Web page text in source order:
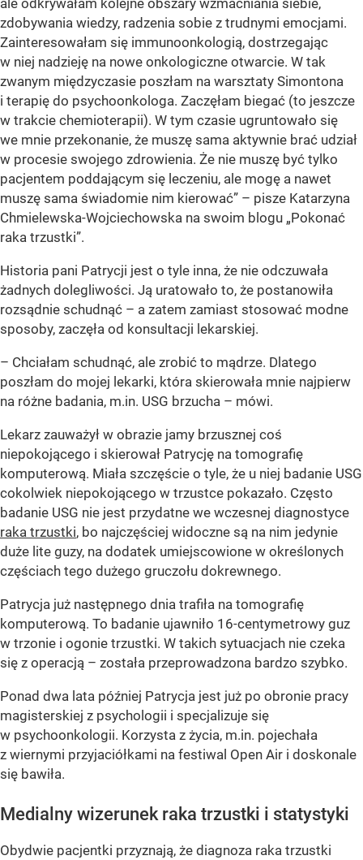
ale odkrywałam kolejne obszary wzmacniania siebie,
zdobywania wiedzy, radzenia sobie z trudnymi emocjami.
Zainteresowałam się immunoonkologią, dostrzegając
w niej nadzieję na nowe onkologiczne otwarcie. W tak
zwanym międzyczasie poszłam na warsztaty Simontona
i terapię do psychoonkologa. Zaczęłam biegać (to jeszcze
w trakcie chemioterapii). W tym czasie ugruntowało się
we mnie przekonanie, że muszę sama aktywnie brać udział
w procesie swojego zdrowienia. Że nie muszę być tylko
pacjentem poddającym się leczeniu, ale mogę a nawet
muszę sama świadomie nim kierować” – pisze Katarzyna
Chmielewska-Wojciechowska na swoim blogu „Pokonać
raka trzustki”.
Historia pani Patrycji jest o tyle inna, że nie odczuwała
żadnych dolegliwości. Ją uratowało to, że postanowiła
rozsądnie schudnąć – a zatem zamiast stosować modne
sposoby, zaczęła od konsultacji lekarskiej.
– Chciałam schudnąć, ale zrobić to mądrze. Dlatego
poszłam do mojej lekarki, która skierowała mnie najpierw
na różne badania, m.in. USG brzucha – mówi.
Lekarz zauważył w obrazie jamy brzusznej coś
niepokojącego i skierował Patrycję na tomografię
komputerową. Miała szczęście o tyle, że u niej badanie USG
cokolwiek niepokojącego w trzustce pokazało. Często
badanie USG nie jest przydatne we wczesnej diagnostyce
raka trzustki, bo najczęściej widoczne są na nim jedynie
duże lite guzy, na dodatek umiejscowione w określonych
częściach tego dużego gruczołu dokrewnego.
Patrycja już następnego dnia trafiła na tomografię
komputerową. To badanie ujawniło 16-centymetrowy guz
w trzonie i ogonie trzustki. W takich sytuacjach nie czeka
się z operacją – została przeprowadzona bardzo szybko.
Ponad dwa lata później Patrycja jest już po obronie pracy
magisterskiej z psychologii i specjalizuje się
w psychoonkologii. Korzysta z życia, m.in. pojechała
z wiernymi przyjaciółkami na festiwal Open Air i doskonale
się bawiła.
Medialny wizerunek raka trzustki i statystyki
Obydwie pacjentki przyznają, że diagnoza raka trzustki